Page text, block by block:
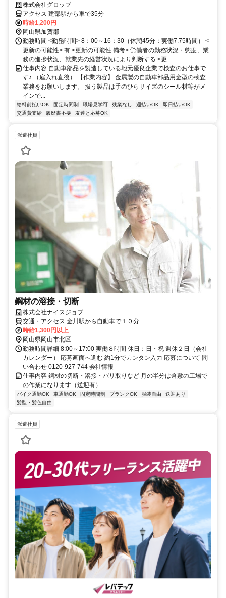
務 株式会社グロップ
アクセス 建部駅から車で35分
時給1,200円
岡山県加賀郡
勤務時間 <勤務時間> 8：00～16：30（休憩45分：実働7.75時間） <
更新の可能性> 有 <更新の可能性:備考> 労働者の勤務状況・態度、業
務の進捗状況、就業先の経営状況により判断する <更...
仕事内容 自動車部品を製造している地元優良企業で検査のお仕事で
す♪ （雇入れ直後） 【作業内容】 金属製の自動車部品用金型の検査
業務をお願いします。 扱う製品は手のひらサイズのシール材等がメ
インで...
給料前払いOK 固定時間制 職場見学可 残業なし 週払いOK
即日払いOK
交通費支給
履歴書不要 友達と応募OK
派遣社員
鋼材の溶接・切断
株式会社ナイスジョブ
交通・アクセス 金川駅から自動車で１０分
時給1,300円以上
岡山県岡山市北区
勤務時間詳細 8:00～17:00 実働８時間 休日：日・祝 週休２日（会社
カレンダー） 応募画面へ進む 約1分でカンタン入力 応募について 問
い合わせ 0120-927-744 会社情報
仕事内容 鋼材の切断・溶接・バリ取りなど 月の半分は倉敷の工場で
の作業になります（送迎有）
バイク通勤OK 車通勤OK 固定時間制 ブランクOK 服装自由
送迎あり
髪型・髪色自由
派遣社員